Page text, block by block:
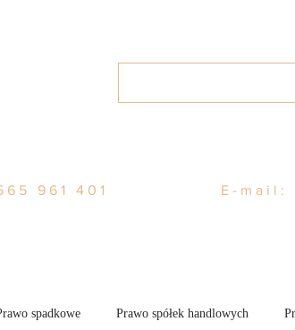
961 401 E-mail:
spadkowe Prawo spółek handlowych